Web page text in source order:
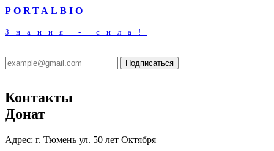
PORTALBIO
Знания - сила!
Подписаться
Контакты
Донат
Адрес: г. Тюмень ул. 50 лет Октября